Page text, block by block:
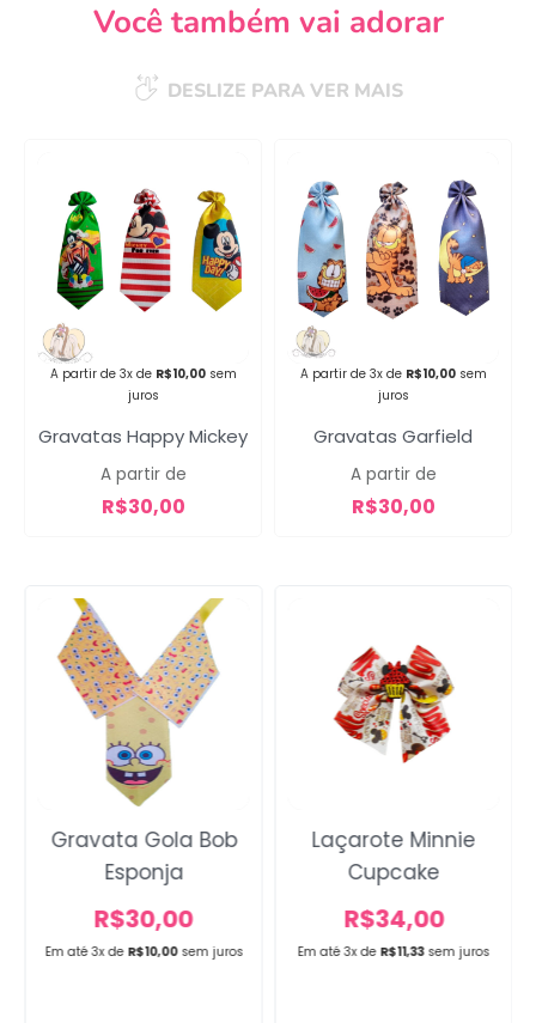
Você também vai adorar
DESLIZE PARA VER MAIS
A partir de 3x de R$10,00 sem
juros
Gravatas Happy Mickey
A partir de
R$30,00
A partir de 3x de R$10,00 sem
juros
Gravatas Garfield
A partir de
R$30,00
Em até 3x de R$10,00 sem juros
Gravata Gola Bob
Esponja
R$30,00
Em até 3x de R$11,33 sem juros
Laçarote Minnie
Cupcake
R$34,00
Campanha lançada com
sucesso!